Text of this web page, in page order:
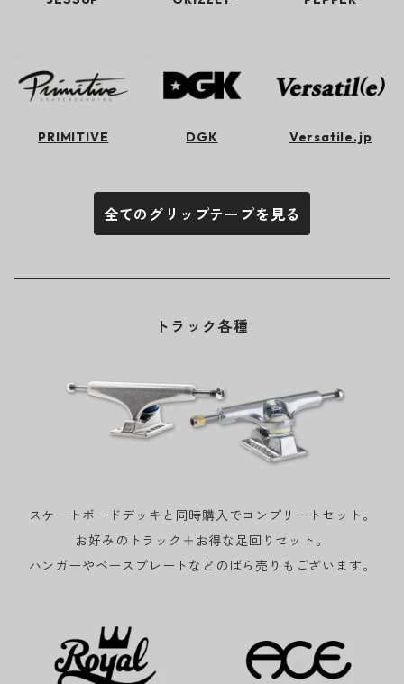
PRIMITIVE DGK Versatile.jp
全てのグリップテープを見る
トラック各種
スケートボードデッキと同時購入でコンプリートセット。
お好みのトラック＋お得な足回りセット。
ハンガーやベースプレートなどのばら売りもございます。